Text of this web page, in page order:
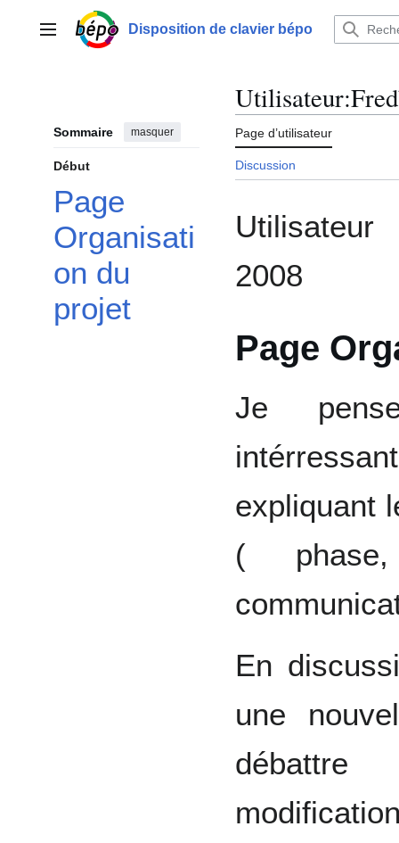
contenuMenu principalDisposition de clavier bépo
Sommaire masquer
Début
Page
Organisati
on du
projet
Utilisateur:
Page d’utilisateur
Discussion
2008
Page
Je
expliquant
(
En
une